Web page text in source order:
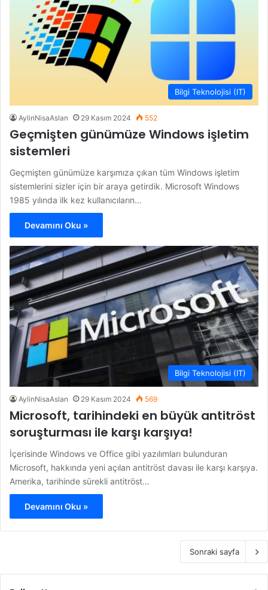
Bilgi Teknolojisi (IT)
AylinNisaAslan 29 Kasım 2024 552
Geçmişten günümüze Windows işletim
sistemleri
Geçmişten günümüze karşımıza çıkan tüm Windows işletim
sistemlerini sizler için bir araya getirdik. Microsoft Windows
1985 yılında ilk kez kullanıcıların…
Devamını Oku »
Bilgi Teknolojisi (IT)
AylinNisaAslan 29 Kasım 2024 569
Microsoft, tarihindeki en büyük antitröst
soruşturması ile karşı karşıya!
İçerisinde Windows ve Office gibi yazılımları bulunduran
Microsoft, hakkında yeni açılan antitröst davası ile karşı karşıya.
Amerika, tarihinde sürekli antitröst…
Devamını Oku »
Sonraki sayfa